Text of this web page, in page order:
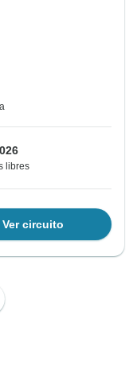
libres
Ver circuito